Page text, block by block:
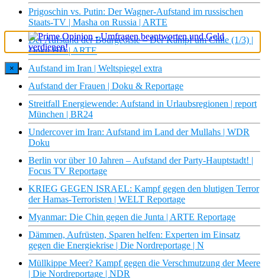
Prigoschin vs. Putin: Der Wagner-Aufstand im russischen
Staats-TV | Masha on Russia | ARTE
Der Aufstand der Bourgeoisie – Der Kampf um Chile (1/3) |
Doku HD | ARTE
Aufstand im Iran | Weltspiegel extra
Aufstand der Frauen | Doku & Reportage
Streitfall Energiewende: Aufstand in Urlaubsregionen | report
München | BR24
Undercover im Iran: Aufstand im Land der Mullahs | WDR
Doku
Berlin vor über 10 Jahren – Aufstand der Party-Hauptstadt! |
Focus TV Reportage
KRIEG GEGEN ISRAEL: Kampf gegen den blutigen Terror
der Hamas-Terroristen | WELT Reportage
Myanmar: Die Chin gegen die Junta | ARTE Reportage
Dämmen, Aufrüsten, Sparen helfen: Experten im Einsatz
gegen die Energiekrise | Die Nordreportage | N
Müllkippe Meer? Kampf gegen die Verschmutzung der Meere
| Die Nordreportage | NDR
×